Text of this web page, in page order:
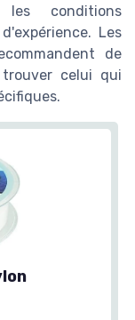
conditions
Les
de
celui qui